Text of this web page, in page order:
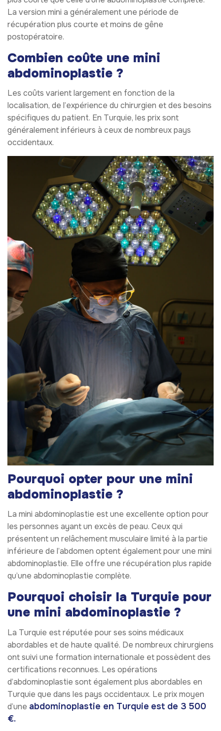
La version mini a généralement une période de
récupération plus courte et moins de gêne
postopératoire.
Combien coûte une mini
abdominoplastie ?
Les coûts varient largement en fonction de la
localisation, de l’expérience du chirurgien et des besoins
spécifiques du patient. En Turquie, les prix sont
généralement inférieurs à ceux de nombreux pays
occidentaux.
Pourquoi opter pour une mini
abdominoplastie ?
La mini abdominoplastie est une excellente option pour
les personnes ayant un excès de peau. Ceux qui
présentent un relâchement musculaire limité à la partie
inférieure de l’abdomen optent également pour une mini
abdominoplastie. Elle offre une récupération plus rapide
qu’une abdominoplastie complète.
Pourquoi choisir la Turquie pour
une mini abdominoplastie ?
La Turquie est réputée pour ses soins médicaux
abordables et de haute qualité. De nombreux chirurgiens
ont suivi une formation internationale et possèdent des
certifications reconnues. Les opérations
d’abdominoplastie sont également plus abordables en
Turquie que dans les pays occidentaux. Le prix moyen
d’une abdominoplastie en Turquie est de 3 500
€.